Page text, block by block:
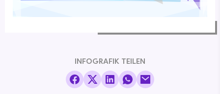
INFOGRAFIK TEILEN